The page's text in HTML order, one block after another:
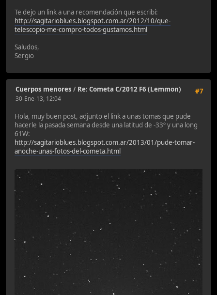
Te dejo un link a una recomendación que escribí:
http://sagitarioblues.blogspot.com.ar/2012/10/que-
telescopio-me-compro-todos-gustamos.html
Saludos,
Sergio
#7
Cuerpos menores / Re: Cometa C/2012 F6 (Lemmon)
30-Ene-13, 12:04
Hola, muy buen post, adjunto el link a unas tomas que pude
hacerle la pasada semana desde una latitud de -33º y una long
61W:
http://sagitarioblues.blogspot.com.ar/2013/01/pude-tomar-
anoche-unas-fotos-del-cometa.html